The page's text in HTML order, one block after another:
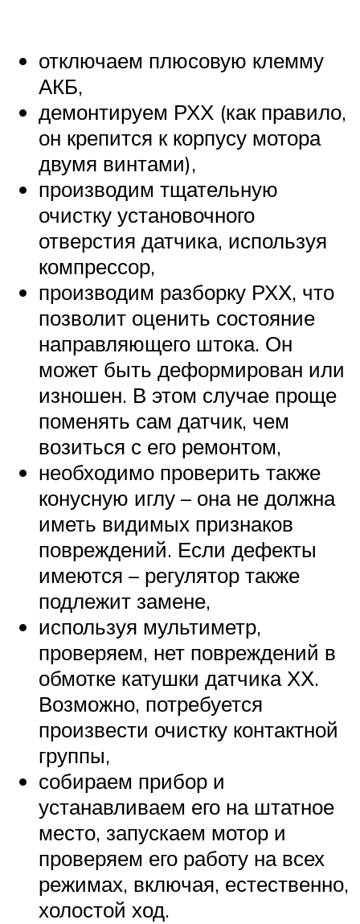
отключаем плюсовую клемму
АКБ,
демонтируем РХХ (как правило,
он крепится к корпусу мотора
двумя винтами),
производим тщательную
очистку установочного
отверстия датчика, используя
компрессор,
производим разборку РХХ, что
позволит оценить состояние
направляющего штока. Он
может быть деформирован или
изношен. В этом случае проще
поменять сам датчик, чем
возиться с его ремонтом,
необходимо проверить также
конусную иглу – она не должна
иметь видимых признаков
повреждений. Если дефекты
имеются – регулятор также
подлежит замене,
используя мультиметр,
проверяем, нет повреждений в
обмотке катушки датчика ХХ.
Возможно, потребуется
произвести очистку контактной
группы,
собираем прибор и
устанавливаем его на штатное
место, запускаем мотор и
проверяем его работу на всех
режимах, включая, естественно,
холостой ход.